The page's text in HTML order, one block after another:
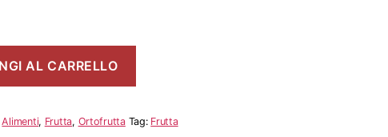
AL CARRELLO
Alimenti, Frutta, Ortofrutta Tag: Frutta